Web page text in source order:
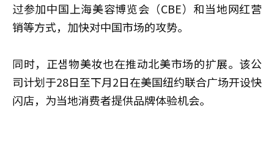
过参加中国上海美容博览会（CBE）和当地网红营
销等方式，加快对中国市场的攻势。
同时，正샘物美妆也在推动北美市场的扩展。该公
司计划于28日至下月2日在美国纽约联合广场开设快
闪店，为当地消费者提供品牌体验机会。